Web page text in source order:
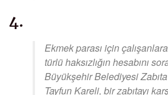
4.
Ekmek parası için
türlü haksızlığın hesabını
Büyükşehir Belediyesi
Tayfun Kareli, bir zabıtayı